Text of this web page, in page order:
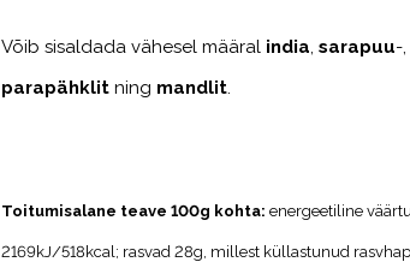
Võib sisaldada vähesel määral india ,sarapuu-,
parapähklitning mandlit
Toitumisalane teave 100g kohta: energeetiline
2169kJ/518kcal; rasvad 28g, millest küllastunud